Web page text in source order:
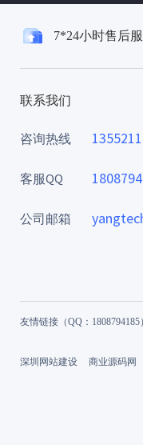
7*24小时售后
联系我们
咨询热线
客服QQ
公司邮箱
友情链接（QQ：1808794185
深圳网站建设 商业源码网